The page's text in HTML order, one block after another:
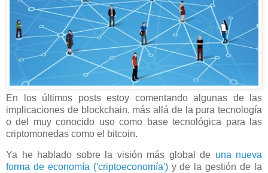
En los últimos posts estoy comentando algunas de las
implicaciones de blockchain, más allá de la pura tecnología
o del muy conocido uso como base tecnológica para las
criptomonedas como el bitcoin.
Ya he hablado sobre la visión más global de una nueva
forma de economía ('criptoeconomía')y de la gestión de la